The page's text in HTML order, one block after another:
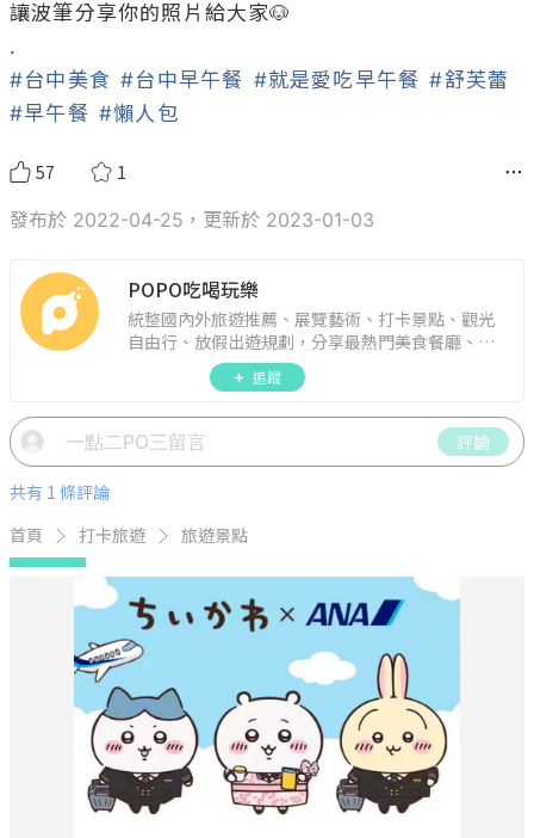
讓波筆分享你的照片給大家🐶
#台中美食 #台中早午餐 #就是愛吃早午餐 #舒芙蕾
#早午餐 #懶人包
57 1
發布於 2022-04-25，更新於 2023-01-03
POPO吃喝玩樂
統整國內外旅遊推薦、展覽藝術、打卡景點、觀光
自由行、放假出遊規劃，分享最熱門美食餐廳、約
會聚餐、人氣甜點、速食手搖飲、3C科技、心理測
驗、星座運勢、生活雜貨、吃喝玩樂實用資訊。
追蹤
評論
共有 1 條評論
首頁
打卡旅遊 旅遊景點